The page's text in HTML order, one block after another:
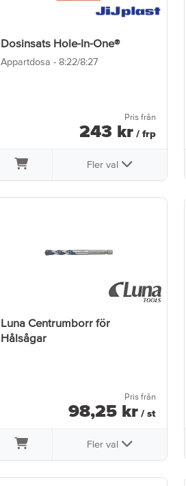
Dosinsats Hole-In-One®
Appartdosa - 8:22/8:27
Pris från
243 kr / frp
Fler val
Luna Centrumborr för
Hålsågar
Pris från
98,25 kr / st
Fler val